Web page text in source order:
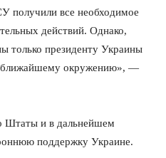
получили все необходимое
действий. Однако,
только президенту Украины
ближайшему окружению», —
Штаты и в дальнейшем
поддержку Украине.